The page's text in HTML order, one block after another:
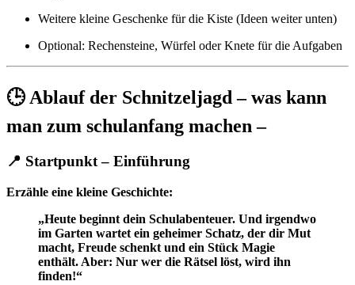
Weitere kleine Geschenke für die Kiste (Ideen weiter unten)
Optional: Rechensteine, Würfel oder Knete für die Aufgaben
🕒 Ablauf der Schnitzeljagd – was kann
man zum schulanfang machen –
📍 Startpunkt – Einführung
Erzähle eine kleine Geschichte:
„Heute beginnt dein Schulabenteuer. Und irgendwo
im Garten wartet ein geheimer Schatz, der dir Mut
macht, Freude schenkt und ein Stück Magie
enthält. Aber: Nur wer die Rätsel löst, wird ihn
finden!“